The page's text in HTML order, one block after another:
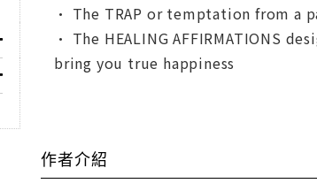
• The TRAP or temptation from a
• The HEALING AFFIRMATIONS
bring you true happiness
作者介紹